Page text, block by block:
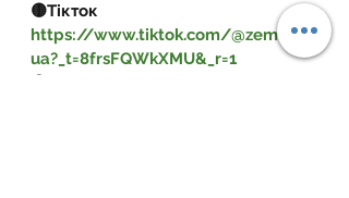
🟡Тікток
https://www.tiktok.com/@zemfond
ua?_t=8frsFQWkXMU&_r=1